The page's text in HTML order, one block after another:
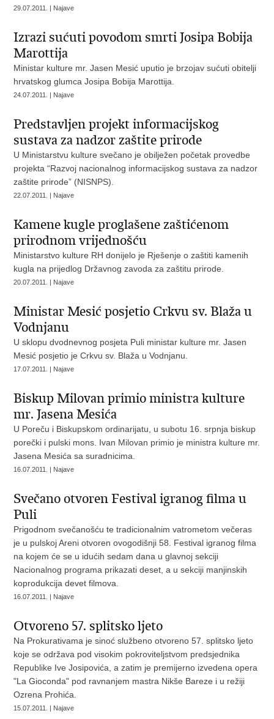
29.07.2011. | Najave
Izrazi sućuti povodom smrti Josipa Bobija
Marottija
Ministar kulture mr. Jasen Mesić uputio je brzojav sućuti obitelji
hrvatskog glumca Josipa Bobija Marottija.
24.07.2011. | Najave
Predstavljen projekt informacijskog
sustava za nadzor zaštite prirode
U Ministarstvu kulture svečano je obilježen početak provedbe
projekta “Razvoj nacionalnog informacijskog sustava za nadzor
zaštite prirode” (NISNPS).
22.07.2011. | Najave
Kamene kugle proglašene zaštićenom
prirodnom vrijednošću
Ministarstvo kulture RH donijelo je Rješenje o zaštiti kamenih
kugla na prijedlog Državnog zavoda za zaštitu prirode.
20.07.2011. | Najave
Ministar Mesić posjetio Crkvu sv. Blaža u
Vodnjanu
U sklopu dvodnevnog posjeta Puli ministar kulture mr. Jasen
Mesić posjetio je Crkvu sv. Blaža u Vodnjanu.
17.07.2011. | Najave
Biskup Milovan primio ministra kulture
mr. Jasena Mesića
U Poreču i Biskupskom ordinarijatu, u subotu 16. srpnja biskup
porečki i pulski mons. Ivan Milovan primio je ministra kulture mr.
Jasena Mesića sa suradnicima.
16.07.2011. | Najave
Svečano otvoren Festival igranog filma u
Puli
Prigodnom svečanošću te tradicionalnim vatrometom večeras
je u pulskoj Areni otvoren ovogodišnji 58. Festival igranog filma
na kojem će se u idućih sedam dana u glavnoj sekciji
Nacionalnog programa prikazati deset, a u sekciji manjinskih
koprodukcija devet filmova.
16.07.2011. | Najave
Otvoreno 57. splitsko ljeto
Na Prokurativama je sinoć službeno otvoreno 57. splitsko ljeto
koje se održava pod visokim pokroviteljstvom predsjednika
Republike Ive Josipovića, a zatim je premijerno izvedena opera
"La Gioconda" pod ravnanjem mastra Nikše Bareze i u režiji
Ozrena Prohića.
15.07.2011. | Najave